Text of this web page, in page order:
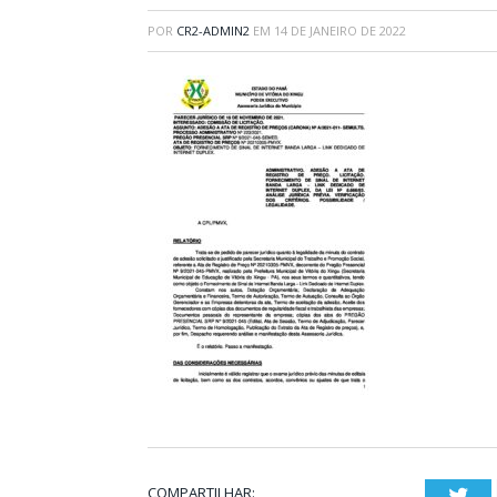
POR CR2-ADMIN2 EM 14 DE JANEIRO DE 2022
COMPARTILHAR: